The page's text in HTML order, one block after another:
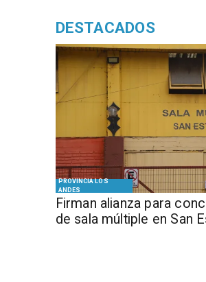
PROVINCIA LOS
ANDES
​​Firman alianza para
de sala múltiple en San
DESTACADOS